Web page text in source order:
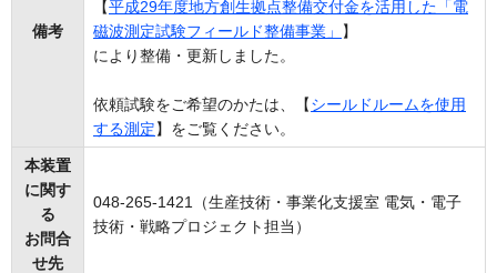
備考
【平成29年度地方創生拠点整備交付金を活用した「電
磁波測定試験フィールド整備事業」
】
により整備・更新しました。
依頼試験をご希望のかたは、【シールドルームを使用
する測定】をご覧ください。
本装置
に関す
る
お問合
せ先
048-265-1421（生産技術・事業化支援室 電気・電子
技術・戦略プロジェクト担当）